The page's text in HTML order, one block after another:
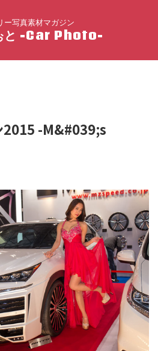
ー写真素材マガジン
と -Car Photo-
2015 -M&#039;s